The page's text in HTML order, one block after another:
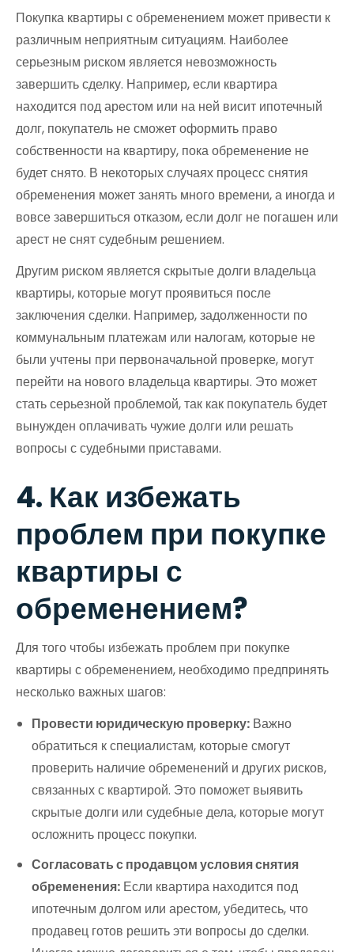
Покупка квартиры с обременением может привести к
различным неприятным ситуациям. Наиболее
серьезным риском является невозможность
завершить сделку. Например, если квартира
находится под арестом или на ней висит ипотечный
долг, покупатель не сможет оформить право
собственности на квартиру, пока обременение не
будет снято. В некоторых случаях процесс снятия
обременения может занять много времени, а иногда и
вовсе завершиться отказом, если долг не погашен или
арест не снят судебным решением.
Другим риском является скрытые долги владельца
квартиры, которые могут проявиться после
заключения сделки. Например, задолженности по
коммунальным платежам или налогам, которые не
были учтены при первоначальной проверке, могут
перейти на нового владельца квартиры. Это может
стать серьезной проблемой, так как покупатель будет
вынужден оплачивать чужие долги или решать
вопросы с судебными приставами.
4. Как избежать
проблем при покупке
квартиры с
обременением?
Для того чтобы избежать проблем при покупке
квартиры с обременением, необходимо предпринять
несколько важных шагов:
Провести юридическую проверку: Важно
обратиться к специалистам, которые смогут
проверить наличие обременений и других рисков,
связанных с квартирой. Это поможет выявить
скрытые долги или судебные дела, которые могут
осложнить процесс покупки.
Согласовать с продавцом условия снятия
обременения: Если квартира находится под
ипотечным долгом или арестом, убедитесь, что
продавец готов решить эти вопросы до сделки.